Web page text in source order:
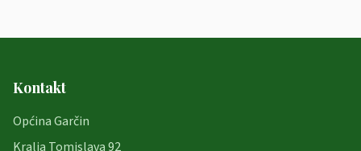
Kontakt
Općina Garčin
Kralja Tomislava 92